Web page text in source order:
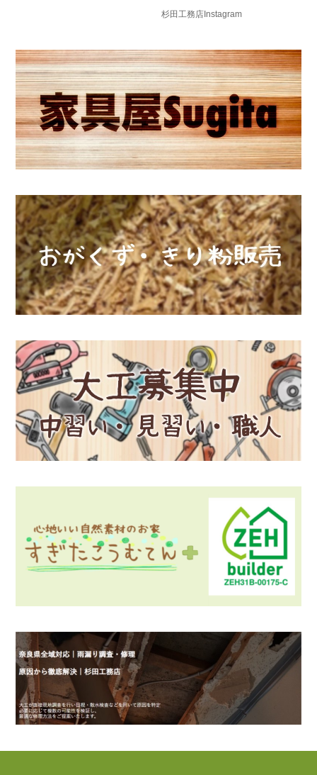
杉田工務店Instagram